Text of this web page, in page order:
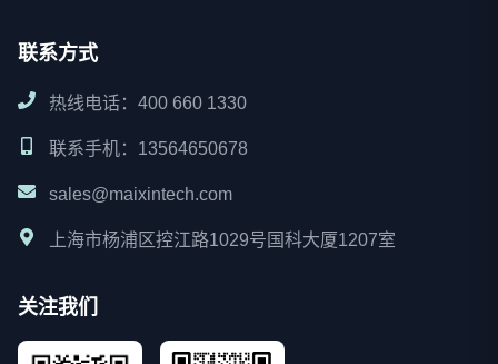
联系方式
热线电话：400 660 1330
联系手机：13564650678
sales@maixintech.com
上海市杨浦区控江路1029号国科大厦1207室
关注我们